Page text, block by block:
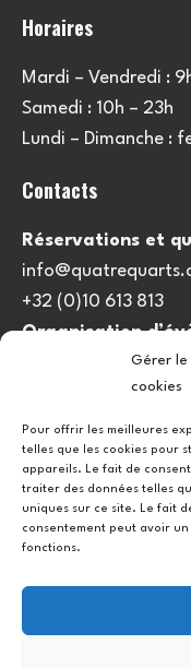
Gérer
cookies
Pour offrir les meilleures
telles que les cookies pour
appareils. Le fait de
traiter des données telles
uniques sur ce site. Le fait
consentement peut avoir
fonctions.
Horaires
Mardi – Vendredi :
Samedi : 10h – 23h
Lundi – Dimanche :
Contacts
Réservations et
+32 (0)10 613 813
Organisation
Politique de cookies